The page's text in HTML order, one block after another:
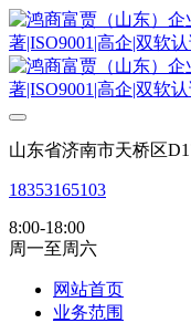
山东省济南市天桥区
18353165103
8:00-18:00
周一至周六
网站首页
业务范围